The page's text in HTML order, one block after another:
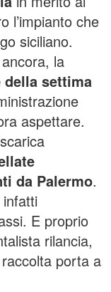
l’impianto che
siciliano.
la
della settima
aspettare.
da Palermo.
E proprio
rilancia,
porta a